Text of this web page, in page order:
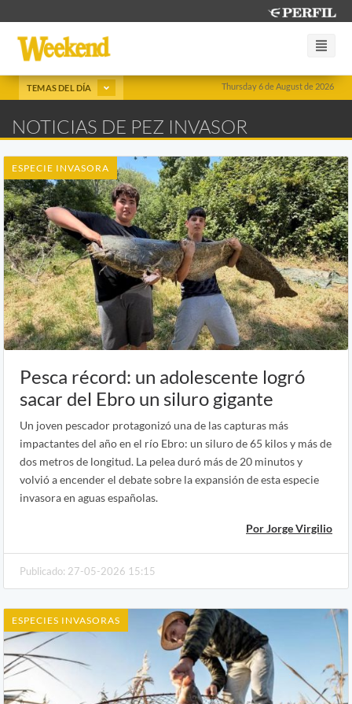
Thursday 6 de August de 2026
TEMAS DEL DÍA
NOTICIAS DE PEZ INVASOR
ESPECIE INVASORA
Pesca récord: un adolescente logró
sacar del Ebro un siluro gigante
Un joven pescador protagonizó una de las capturas más
impactantes del año en el río Ebro: un siluro de 65 kilos y más de
dos metros de longitud. La pelea duró más de 20 minutos y
volvió a encender el debate sobre la expansión de esta especie
invasora en aguas españolas.
Por Jorge Virgilio
Publicado: 27-05-2026 15:15
ESPECIES INVASORAS